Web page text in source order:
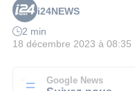
i24NEWS
2 min
18 décembre 2023 à 08:35
Google News